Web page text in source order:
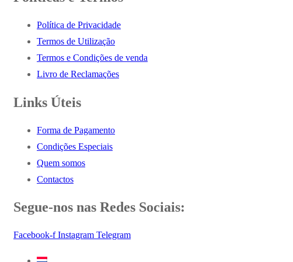
Política de Privacidade
Termos de Utilização
Termos e Condições de venda
Livro de Reclamações
Links Úteis
Forma de Pagamento
Condições Especiais
Quem somos
Contactos
Segue-nos nas Redes Sociais:
Facebook-f Instagram Telegram